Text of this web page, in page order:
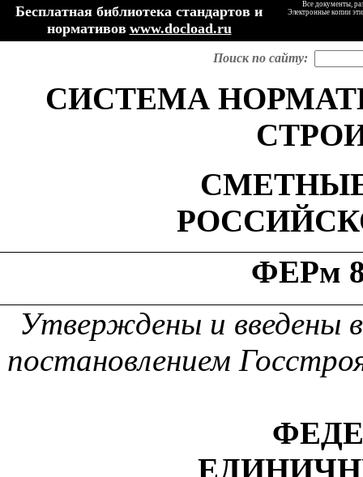
Бесплатная библиотека стандартов и
нормативов www.docload.ru
Все документы,
Электронные копии
Поиск по сайту:
СИСТЕМАНОРМА
ФЕРм
Утверждены и введены
постановлением